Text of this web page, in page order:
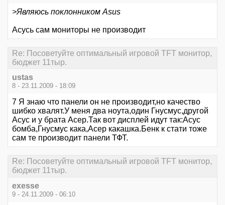
>Являюсь поклонником Asus
Асусь сам мониторы не производит
Re: Посоветуйте оптимальный игровой TFT монитор,
бюджет 11тыр.
ustas
8 - 23.11.2009 - 18:09
7 Я знаю что панели он не производит,но качество
шибко хвалят.У меня два ноута,один Гнусмус,другой
Асус и у брата Асер.Так вот дисплей идут так:Асус
бомба,Гнусмус кака,Асер какашка.Бенк к стати тоже
сам те производит панели ТФТ.
Re: Посоветуйте оптимальный игровой TFT монитор,
бюджет 11тыр.
exesse
9 - 24.11.2009 - 06:10